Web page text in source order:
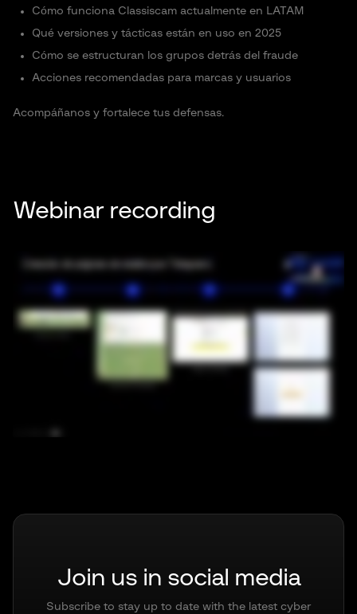
Cómo funciona Classiscam actualmente en LATAM
Qué versiones y tácticas están en uso en 2025
Cómo se estructuran los grupos detrás del fraude
Acciones recomendadas para marcas y usuarios
Acompáñanos y fortalece tus defensas.
Webinar recording
Join us in social media
Subscribe to stay up to date with the latest cyber